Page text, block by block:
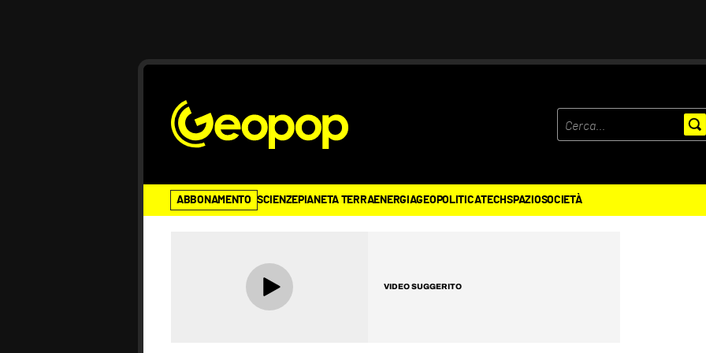
ABBONAMENTO SCIENZEPIANETA TERRAENERGIAGEOPOLITICATECHSPAZIOSOCIETÀ
VIDEO SUGGERITO